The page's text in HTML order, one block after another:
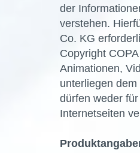
der
verstehen.
Co. KG
Copyright
Animationen,
unterliegen
dürfen weder
Internetseiten